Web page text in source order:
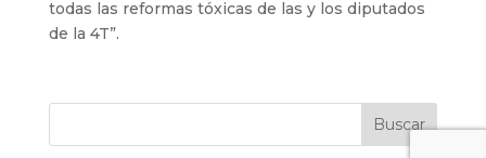
todas las reformas tóxicas de las y los diputados
de la 4T”.